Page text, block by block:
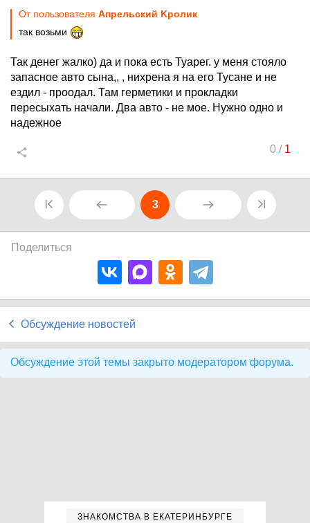
От пользователя Aпрельский Kролик
так возьми
Так денег жалко) да и пока есть Туарег. у меня стояло
запасное авто сына,, , нихрена я на его Тусане и не
ездил - проодал. Там герметики и прокладки
пересыхать начали. Два авто - не мое. Нужно одно и
надежное
0/ 1
3
Поделиться
Обсуждение новостей
Обсуждение этой темы закрыто модератором форума.
ЗНАКОМСТВА В ЕКАТЕРИНБУРГЕ